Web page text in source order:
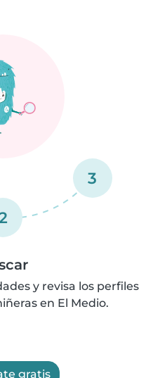
3
y revisa los perfiles
en El Medio.
gratis